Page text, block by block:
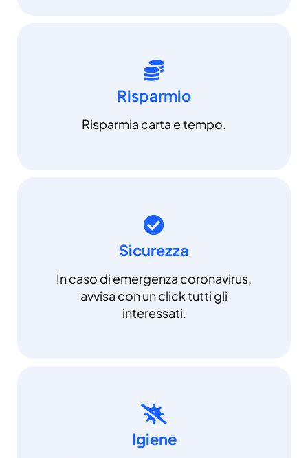
Risparmio
Risparmia carta e tempo.
Sicurezza
In caso di emergenza coronavirus,
avvisa con un click tutti gli
interessati.
Igiene